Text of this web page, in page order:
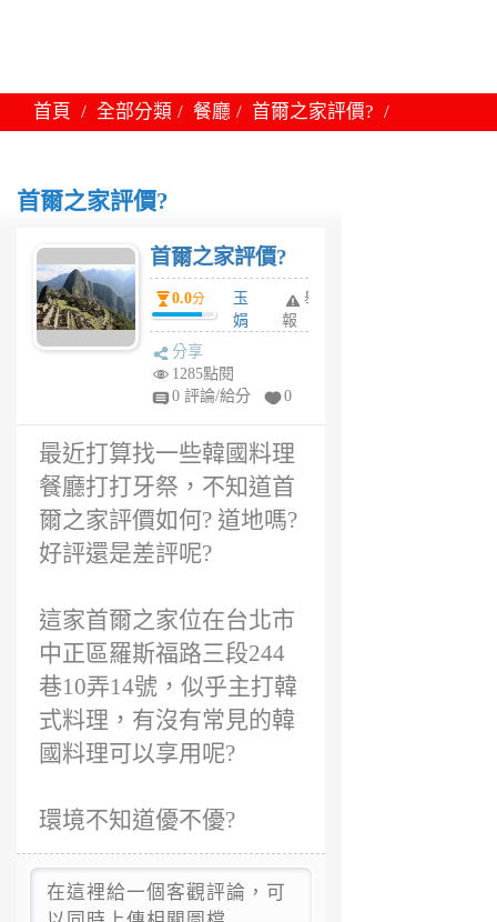
首頁 全部分類 餐廳 首爾之家評價?
首爾之家評價?
首爾之家評價?
0.0分
玉
娟
前
舉
報
分享
1285點閱
0 評論/給分
0
最近打算找一些韓國料理
餐廳打打牙祭，不知道首
爾之家評價如何? 道地嗎?
好評還是差評呢?
這家首爾之家位在台北市
中正區羅斯福路三段244
巷10弄14號，似乎主打韓
式料理，有沒有常見的韓
國料理可以享用呢?
環境不知道優不優?